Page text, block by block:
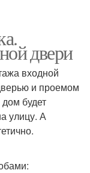
двери
входной
и проемом
будет
улицу. А